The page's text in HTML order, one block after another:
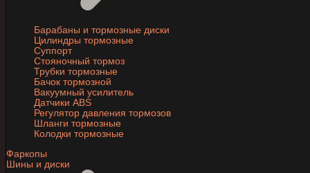
Барабаны и тормозные диски
Цилиндры тормозные
Суппорт
Стояночный тормоз
Трубки тормозные
Бачок тормозной
Вакуумный усилитель
Датчики ABS
Регулятор давления тормозов
Шланги тормозные
Колодки тормозные
Фаркопы
Шины и диски